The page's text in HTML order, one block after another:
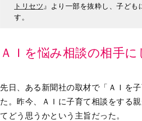
ＡＩを悩み相談の相手
た。昨今、ＡＩに子育て相談をする
私は、ＡＩへの子育て相談は「あり
が要る、とお答えした。